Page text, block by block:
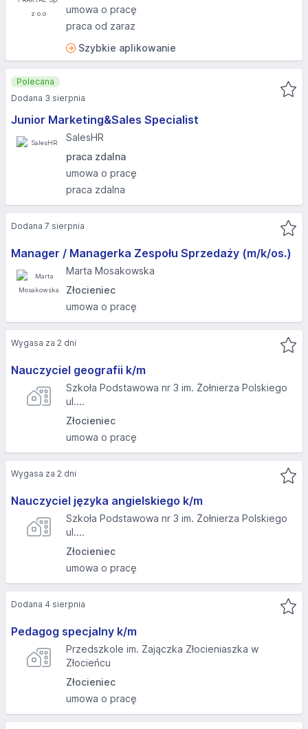
umowa o pracę
praca od zaraz
Szybkie aplikowanie
Junior Marketing&Sales Specialist
SalesHR
praca zdalna
umowa o pracę
praca zdalna
Polecana
Dodana 3 sierpnia
Manager / Managerka Zespołu Sprzedaży (m/k/os.)
Marta Mosakowska
Złocieniec
umowa o pracę
Dodana 7 sierpnia
Nauczyciel geografii k/m
Szkoła Podstawowa nr 3 im. Żołnierza Polskiego
ul....
Złocieniec
umowa o pracę
Wygasa za 2 dni
Nauczyciel języka angielskiego k/m
Szkoła Podstawowa nr 3 im. Żołnierza Polskiego
ul....
Złocieniec
umowa o pracę
Wygasa za 2 dni
Pedagog specjalny k/m
Przedszkole im. Zajączka Złocieniaszka w
Złocieńcu
Złocieniec
umowa o pracę
Dodana 4 sierpnia